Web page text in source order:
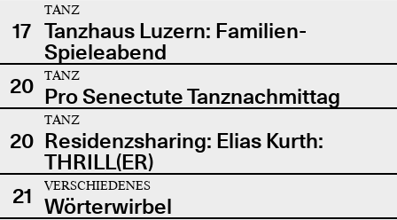
17
TANZ
Tanzhaus Luzern: Familien-
Spieleabend
20
TANZ
Pro Senectute Tanznachmittag
20
TANZ
Residenzsharing: Elias Kurth:
THRILL(ER)
21
VERSCHIEDENES
Wörterwirbel